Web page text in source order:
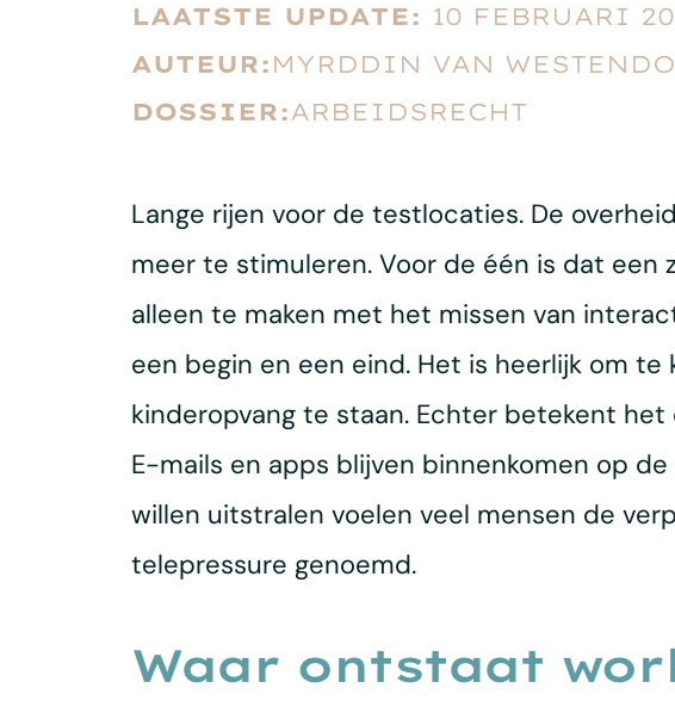
LAATSTE UPDATE: 10 FEBRUARI
AUTEUR: MYRDDIN VAN
DOSSIER:ARBEIDSRECHT
Lange rijen voor de testlocaties. De
meer te stimuleren. Voor de één is dat een
alleen te maken met het missen van
een begin en een eind. Het is heerlijk om
kinderopvang te staan. Echter betekent
E-mails en apps blijven binnenkomen op
willen uitstralen voelen veel mensen de
telepressure genoemd.
Waar ontstaat